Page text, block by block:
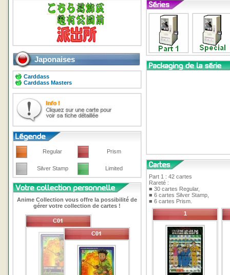
Japonaises
Carddass
Carddass Masters
Regular Prism
Silver Stamp Limited
Anime Collection vous offre la possibilité de
gérer votre collection de cartes !
Part 1 : 42 cartes
Rareté :
■ 30 cartes Regular,
■ 6 cartes Silver Stamp,
■ 6 cartes Prism.
1